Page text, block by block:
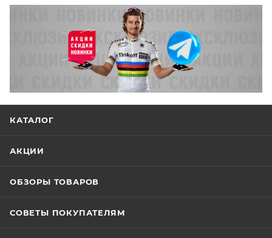
КАТАЛОГ
АКЦИИ
ОБЗОРЫ ТОВАРОВ
СОВЕТЫ ПОКУПАТЕЛЯМ